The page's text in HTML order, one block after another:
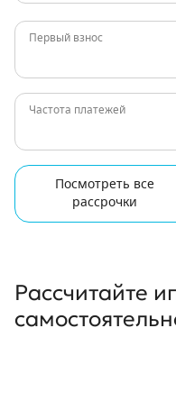
Первый взнос
Частота платежей
Посмотреть все
рассрочки
Рассчитайте